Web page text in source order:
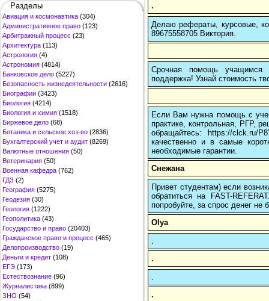
Разделы
Авиация и космонавтика (304)
Административное право (123)
Арбитражный процесс (23)
Архитектура (113)
Астрология (4)
Астрономия (4814)
Банковское дело (5227)
Безопасность жизнедеятельности (2616)
Биографии (3423)
Биология (4214)
Биология и химия (1518)
Биржевое дело (68)
Ботаника и сельское хоз-во (2836)
Бухгалтерский учет и аудит (8269)
Валютные отношения (50)
Ветеринария (50)
Военная кафедра (762)
ГДЗ (2)
География (5275)
Геодезия (30)
Геология (1222)
Геополитика (43)
Государство и право (20403)
Гражданское право и процесс (465)
Делопроизводство (19)
Деньги и кредит (108)
ЕГЭ (173)
Естествознание (96)
Журналистика (899)
ЗНО (54)
.
Делаю рефераты, курсовые,
89675558705 Виктория.
Срочная помощь учащимся в
поддержка! Узнай стоимость
Если Вам нужна помощь с
практике, контрольная, РГР,
обращайтесь: https://clck.ru/
качественно и в самые
необходимые гарантии.
Снежана
Привет студентам) если
обратиться на FAST-
попробуйте, за спрос денег не
Olya
.
.